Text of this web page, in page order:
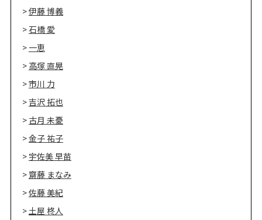
伊藤 博義
石橋 愛
一恵
高塚 直晃
市川 力
吉沢 拓也
古月 未憂
金子 祐子
宇佐美 早苗
齋藤 まなみ
佐藤 美紀
土屋 柊人